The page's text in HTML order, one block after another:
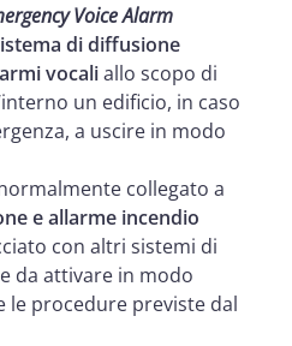
Voice Alarm
di diffusione
vocaliallo scopo di
un edificio, in caso
a uscire in modo
collegato a
e allarme incendio
con altri sistemi di
da attivare in modo
le procedure previste dal